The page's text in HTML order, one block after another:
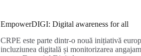
EmpowerDIGI: Digital awareness for all
CRPE este parte dintr-o nouă inițiativă
incluziunea digitală și monitorizarea